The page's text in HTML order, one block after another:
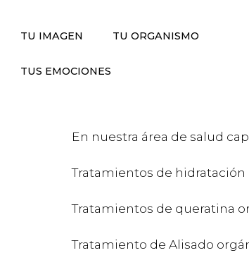
TU IMAGEN TU ORGANISMO
TUS EMOCIONES
En nuestra área de salud
Tratamientos de hidratación
Tratamientos de queratina
Tratamiento de Alisado